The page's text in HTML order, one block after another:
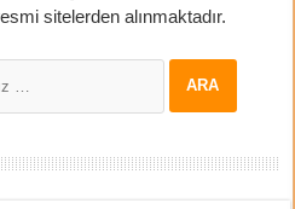
sitelerden alınmaktadır.